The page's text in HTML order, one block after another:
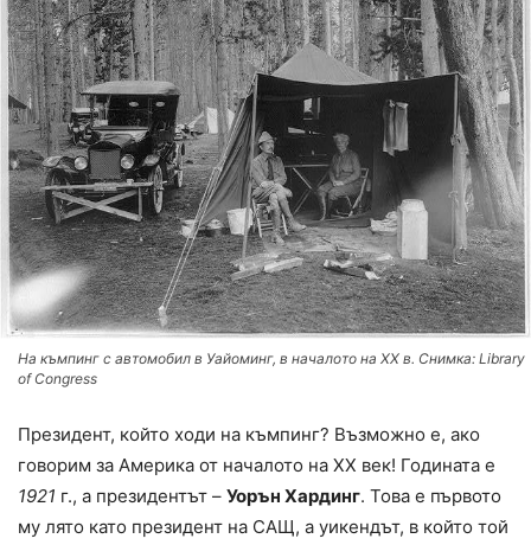
На къмпинг с автомобил в Уайоминг, в началото на ХХ в. Снимка: Library
of Congress
Президент, който ходи на къмпинг? Възможно е, ако
говорим за Америка от началото на ХХ век! Годината е
1921 г., а президентът – Уорън Хардинг. Това е първото
му лято като президент на САЩ, а уикендът, в който той